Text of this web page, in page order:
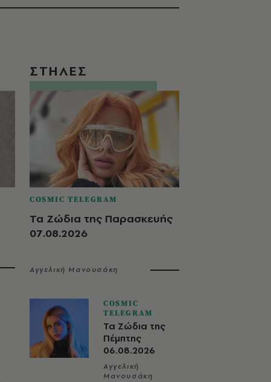
ΣΤΗΛΕΣ
COSMIC TELEGRAM
Τα Ζώδια της Παρασκευής
07.08.2026
Αγγελική Μανουσάκη
COSMIC
TELEGRAM
Τα Ζώδια της
Πέμπτης
06.08.2026
Αγγελική
Μανουσάκη